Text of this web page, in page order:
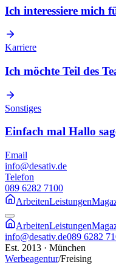
Ich interessiere mich
Karriere
Ich möchte Teil des
Sonstiges
Einfach mal Hallo
Email
info@desativ.de
Telefon
089 6282 7100
ArbeitenLeistungen
ArbeitenLeistungen
info@desativ.de089 6282
Est. 2013 · München
Werbeagentur/Freising